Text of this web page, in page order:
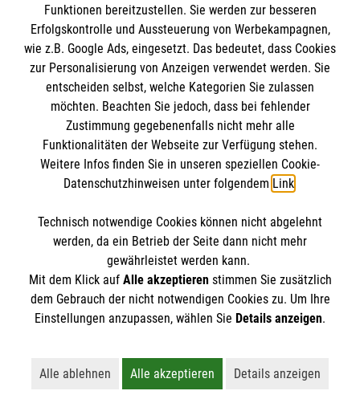
Impressum
Datenschutz
Kontakt
Barrierefreiheit
Die Malteser
Malteser in Deutschland
Malteserorden
Sharepoint
Spendenkonto
Bank: Pax-Bank für Kirche und Caritas eG
IBAN: DE15 3706 0120 1201 2130 17
BIC: GENODED1PA7
So finden Sie uns
Streitfeldstr. 1
81673 München
Email:bistum.muenchen@malteser.org
Der Malteser Hilfsdienst e.V. ist als eingetragene
Gewerbesteuer befreit.
Funktionen bereitzustellen. Sie werden zur besseren
Erfolgskontrolle und Aussteuerung von Werbekampagnen,
wie z.B. Google Ads, eingesetzt. Das bedeutet, dass Cookies
zur Personalisierung von Anzeigen verwendet werden. Sie
entscheiden selbst, welche Kategorien Sie zulassen
möchten. Beachten Sie jedoch, dass bei fehlender
Zustimmung gegebenenfalls nicht mehr alle
Funktionalitäten der Webseite zur Verfügung stehen.
Weitere Infos finden Sie in unseren speziellen Cookie-
Datenschutzhinweisen unter folgendem Link.
Technisch notwendige Cookies können nicht abgelehnt
werden, da ein Betrieb der Seite dann nicht mehr
gewährleistet werden kann.
Mit dem Klick auf Alle akzeptierenstimmen Sie zusätzlich
dem Gebrauch der nicht notwendigen Cookies zu. Um Ihre
Einstellungen anzupassen, wählen Sie Details anzeigen.
Alle ablehnen
Lehnt alle nicht-essentiellen Cookies ab
Alle akzeptieren
Akzeptiert alle Cookies
Details anzeigen